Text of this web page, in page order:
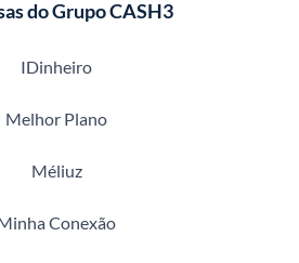
do Grupo CASH3
IDinheiro
Melhor Plano
Méliuz
Conexão